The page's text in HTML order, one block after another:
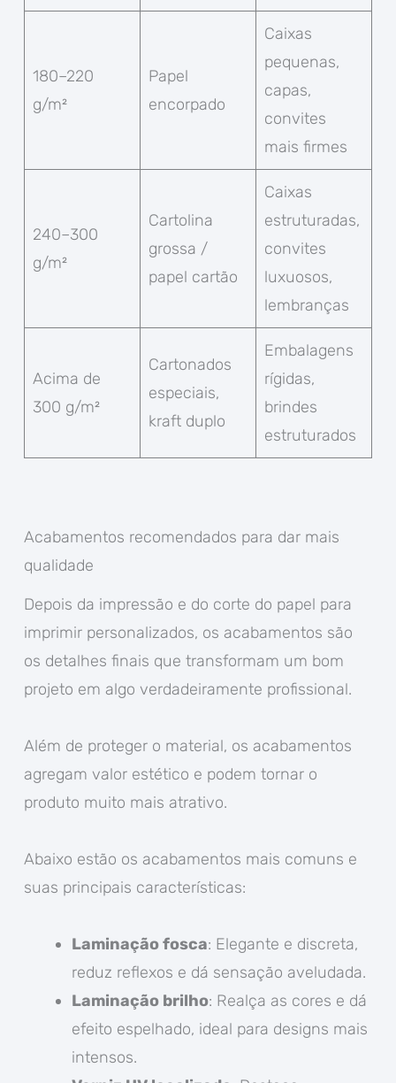
180–220
g/m²
Papel
encorpado
Caixas
pequenas,
capas,
convites
mais firmes
240–300
g/m²
Cartolina
grossa /
papel cartão
Caixas
estruturadas,
convites
luxuosos,
lembranças
Acima de
300 g/m²
Cartonados
especiais,
kraft duplo
Embalagens
rígidas,
brindes
estruturados
Acabamentos recomendados para dar mais
qualidade
Depois da impressão e do corte do papel para
imprimir personalizados, os acabamentos são
os detalhes finais que transformam um bom
projeto em algo verdadeiramente profissional.
Além de proteger o material, os acabamentos
agregam valor estético e podem tornar o
produto muito mais atrativo.
Abaixo estão os acabamentos mais comuns e
suas principais características:
Laminação fosca: Elegante e discreta,
reduz reflexos e dá sensação aveludada.
Laminação brilho: Realça as cores e dá
efeito espelhado, ideal para designs mais
intensos.